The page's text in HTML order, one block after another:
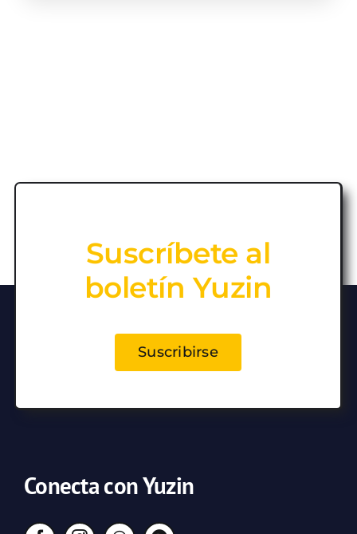
Suscríbete al
boletín Yuzin
Suscribirse
Conecta con Yuzin